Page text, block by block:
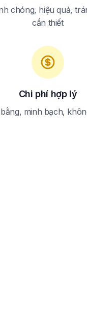
chóng, hiệu quả,
cần thiết
Chi phí hợp lý
minh bạch,